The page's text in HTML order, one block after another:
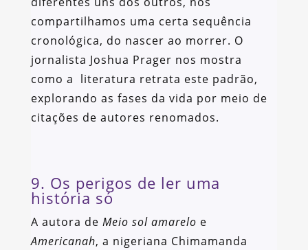
compartilhamos uma certa sequência
cronológica, do nascer ao morrer. O
jornalista Joshua Prager nos mostra
como a literatura retrata este padrão,
explorando as fases da vida por meio de
citações de autores renomados.
9. Os perigos de ler uma
história só
A autora de Meio sol amarelo e
Americanah, a nigeriana Chimamanda